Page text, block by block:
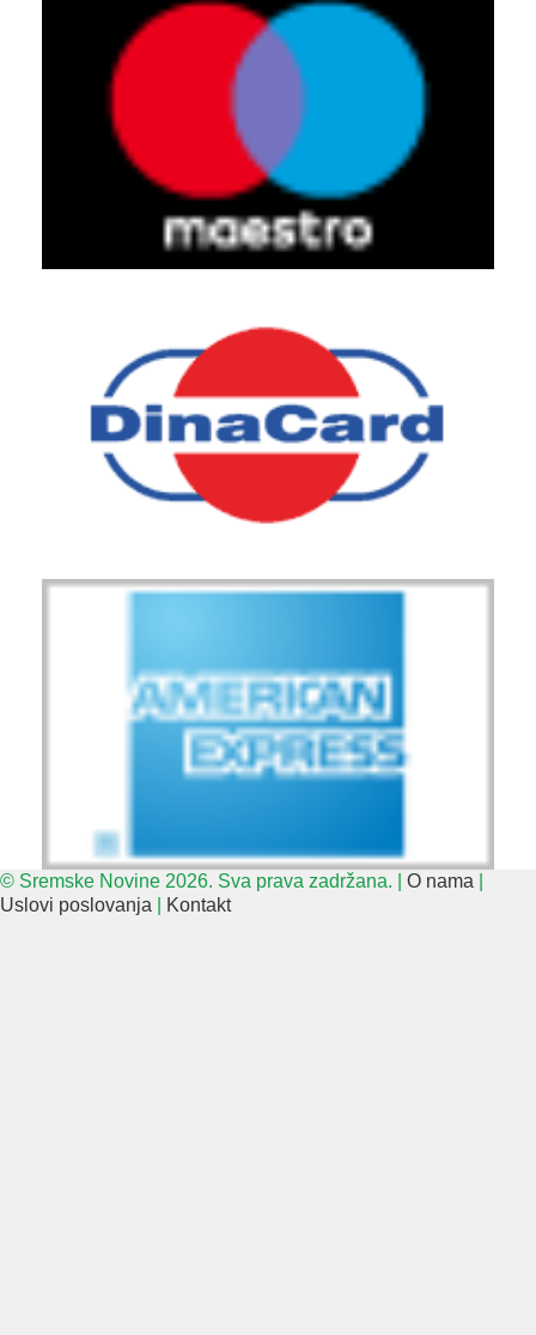
© Sremske Novine 2026. Sva prava zadržana. | O nama
Uslovi poslovanja
Kontakt